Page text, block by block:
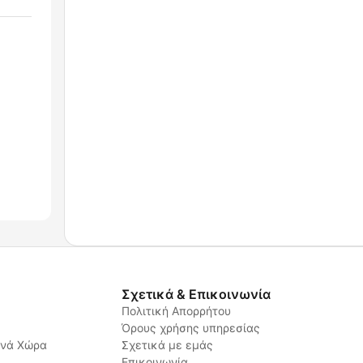
Χώρα
Σχετικά & Επικοινωνία
Πολιτική Απορρήτου
Όρους χρήσης υπηρεσίας
Σχετικά με εμάς